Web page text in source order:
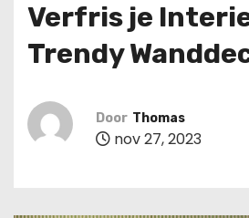
Verfris je
Trendy
Door Thomas
nov 27, 2023